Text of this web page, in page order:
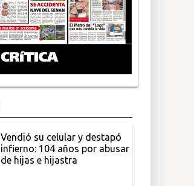
Vendió su celular y destapó
infierno: 104 años por abusar
de hijas e hijastra